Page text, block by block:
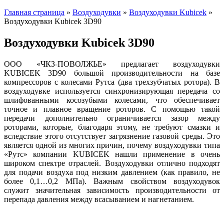
Главная страница » Воздуходувки » Воздуходувки Kubicek »
Воздуходувки Kubicek 3D90
Воздуходувки Kubicek 3D90
ООО «ЧКЗ-ПОВОЛЖЬЕ» предлагает воздуходувки
KUBICEK 3D90 большой производительности на базе
компрессоров с колесами Рутса (два трехзубчатых ротора). В
воздуходувке используется синхронизирующая передача со
шлифованными косозубыми колесами, что обеспечивает
точное и плавное вращение роторов. С помощью такой
передачи дополнительно ограничивается зазор между
роторами, которые, благодаря этому, не требуют смазки и
вследствие этого отсутствует загрязнение газовой среды. Это
является одной из многих причин, почему воздуходувки типа
«Рутс» компании KUBICEK нашли применение в очень
широком спектре отраслей. Воздуходувки отлично подходят
для подачи воздуха под низким давлением (как правило, не
более 0,1…0,2 МПа). Важным свойством воздуходувок
служит значительная зависимость производительности от
перепада давления между всасыванием и нагнетанием.